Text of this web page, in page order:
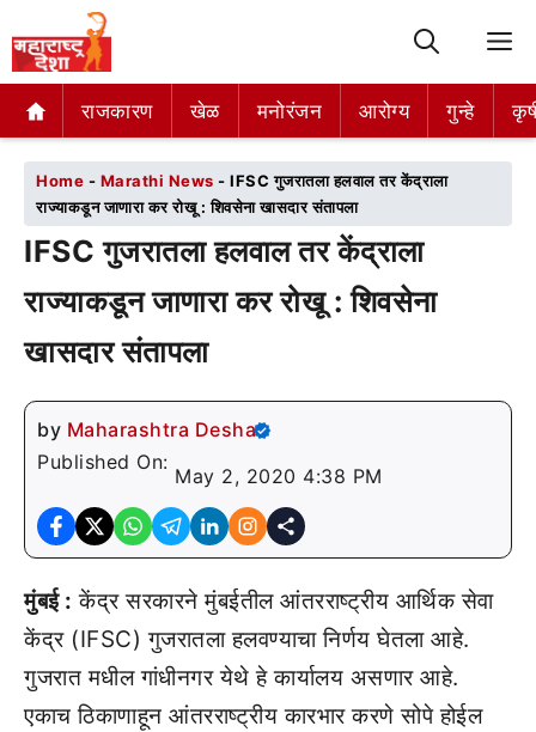
राजकारण खेळ मनोरंजन आरोग्य गुन्हे
राजकारण खेळ मनोरंजन आरोग्य गुन्हे
Home - Marathi News - IFSC गुजरातला हलवाल तर केंद्राला
राज्याकडून जाणारा कर रोखू : शिवसेना खासदार संतापला
IFSC गुजरातला हलवाल तर केंद्राला
राज्याकडून जाणारा कर रोखू : शिवसेना
खासदार संतापला
by Maharashtra Desha
Published On:
May 2, 2020 4:38 PM
मुंबई : केंद्र सरकारने मुंबईतील आंतरराष्ट्रीय आर्थिक सेवा
केंद्र (IFSC) गुजरातला हलवण्याचा निर्णय घेतला आहे.
गुजरात मधील गांधीनगर येथे हे कार्यालय असणार आहे.
एकाच ठिकाणाहून आंतरराष्ट्रीय कारभार करणे सोपे होईल